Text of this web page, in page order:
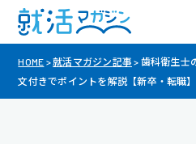
HOME >就活マガジン記事 > 歯科衛生士
文付きでポイントを解説【新卒・転職】